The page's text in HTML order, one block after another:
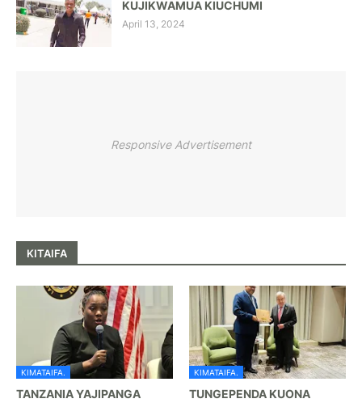
KUJIKWAMUA KIUCHUMI
April 13, 2024
Responsive Advertisement
KITAIFA
KIMATAIFA.
TANZANIA YAJIPANGA
KIMATAIFA.
TUNGEPENDA KUONA